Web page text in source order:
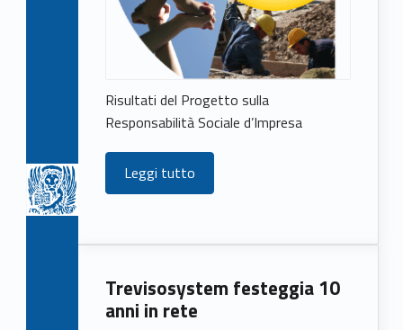
Risultati del Progetto sulla
Responsabilità Sociale d’Impresa
Leggi tutto
Trevisosystem festeggia 10
anni in rete